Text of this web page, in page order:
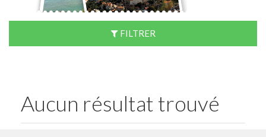
FILTRER
Aucun résultat trouvé